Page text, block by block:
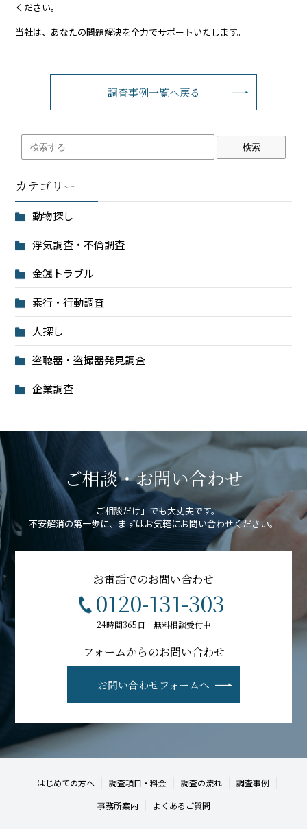
ください。
当社は、あなたの問題解決を全力でサポートいたします。
調査事例一覧へ戻る
検索
カテゴリー
動物探し
浮気調査・不倫調査
金銭トラブル
素行・行動調査
人探し
盗聴器・盗撮器発見調査
企業調査
ご相談・お問い合わせ
「ご相談だけ」でも大丈夫です。
不安解消の第一歩に、まずはお気軽にお問い合わせください。
お電話でのお問い合わせ
0120-131-303
24時間365日 無料相談受付中
フォームからのお問い合わせ
お問い合わせフォームへ
はじめての方へ 調査項目・料金 調査の流れ
調査事例
事務所案内
よくあるご質問